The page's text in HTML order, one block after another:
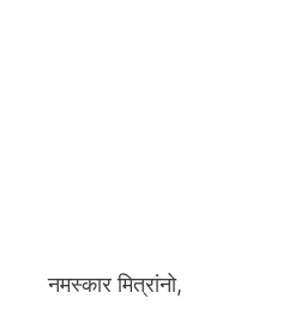
नमस्कार मित्रांनो,